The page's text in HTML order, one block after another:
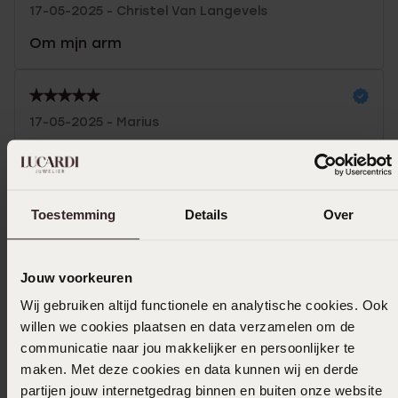
Toestemming Details Over
Jouw voorkeuren
Wij gebruiken altijd functionele en analytische cookies. Ook
willen we cookies plaatsen en data verzamelen om de
communicatie naar jou makkelijker en persoonlijker te
maken. Met deze cookies en data kunnen wij en derde
partijen jouw internetgedrag binnen en buiten onze website
17-05-2025 - Christel Van Langevels
Om mjn arm
17-05-2025 - Marius
Super winkel voor schapelijke prijs
Ook leuk voor jou